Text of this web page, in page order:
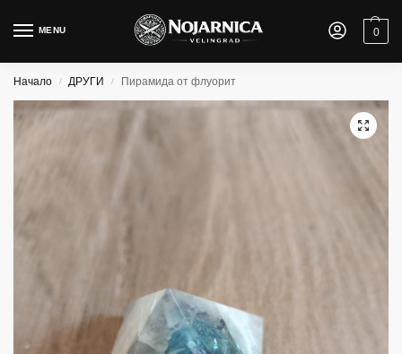
MENU 0
Начало / ДРУГИ / Пирамида от флуорит